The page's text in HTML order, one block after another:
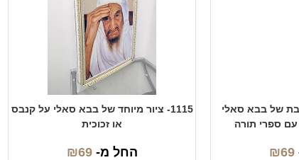
של בבא סאלי
עם ספרי תורה
₪69
1115- ציור מיוחד של בבא סאלי על קנבס
או זכוכית
החל מ- ₪69